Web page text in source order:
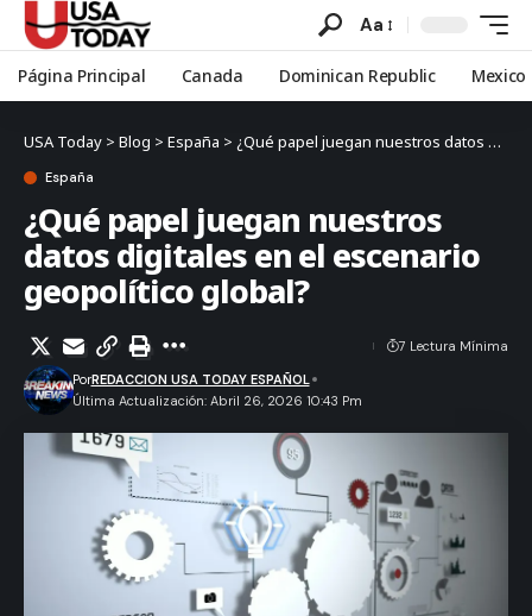
Aa
Página Principal Canada Dominican Republic Mexico
USA Today > Blog > España > ¿Qué papel juegan nuestros datos digitales en el escenario geopolítico global?
España
¿Qué papel juegan nuestros
datos digitales en el escenario
geopolítico global?
Última Actualización: Abril 26, 2026 10:43 Pm
PorREDACCION USA TODAY ESPAÑOL
7 Lectura Mínima